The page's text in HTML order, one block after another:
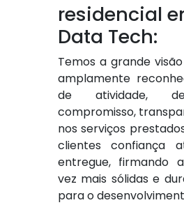
residencial
Data Tech:
Temos a grande
amplamente
de atividade,
compromisso,
nos serviços
clientes confiança
entregue, firmando
vez mais sólidas e
para o